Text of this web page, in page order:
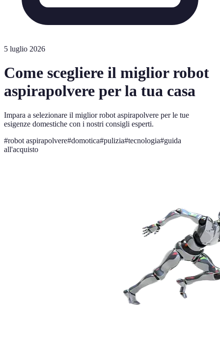
5 luglio 2026
Come scegliere il miglior robot
aspirapolvere per la tua casa
Impara a selezionare il miglior robot aspirapolvere per le tue
esigenze domestiche con i nostri consigli esperti.
#robot aspirapolvere#domotica#pulizia#tecnologia#guida
all'acquisto